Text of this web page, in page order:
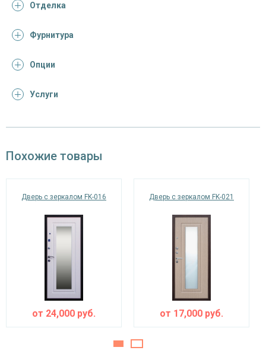
Притворная
Ребра жесткости
вставкой (цвет и фрезеровка на выбор)
Запирающие устройства и фурнитура
«Мосрентген» сейфового типа с нажимной
Нижний замок
цилиндровый «Страж» с нажимной ручкой, 4-
х ригельный, 4-х оборотный, личинный ключ
наблюдения
Петли ⌀22 мм (2 шт.)
Отделка
Фурнитура
Опции
Услуги
Похожие товары
Дверь с зеркалом FK-016
от 24,000 руб.
Дверь с зеркалом FK-021
от 17,000 руб.